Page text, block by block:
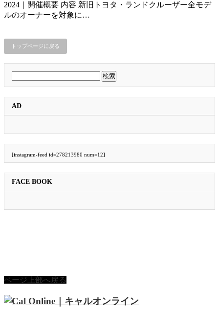
2024｜開催概要 内容 新旧トヨタ・ランドクルーザー全モデ
ルのオーナーを対象に…
トップページに戻る
検
索:
AD
[instagram-feed id=278213980 num=12]
FACE BOOK
ページ上部へ戻る